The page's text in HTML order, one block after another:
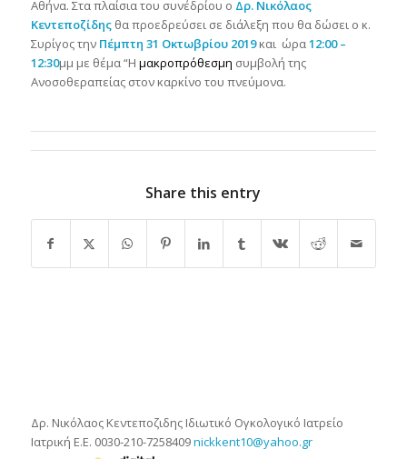
Αθήνα. Στα πλαίσια του συνέδρίου ο Δρ. Νικόλαος
Κεντεποζίδηςθα προεδρεύσει σε διάλεξη που θα δώσει ο κ.
Συρίγος τηνΠέμπτη 31 Οκτωβρίου 2019και ώρα12:00 –
12:30μμ με θέμα “Η μακροπρόθεσμη συμβολή της
Ανοσοθεραπείας στον καρκίνο του πνεύμονα.
Share this entry
Δρ. Νικόλαος Κεντεποζιδης Ιδιωτικό Ογκολογικό Ιατρείο
Ιατρική Ε.Ε. 0030-210-7258409nickkent10@yahoo.gr